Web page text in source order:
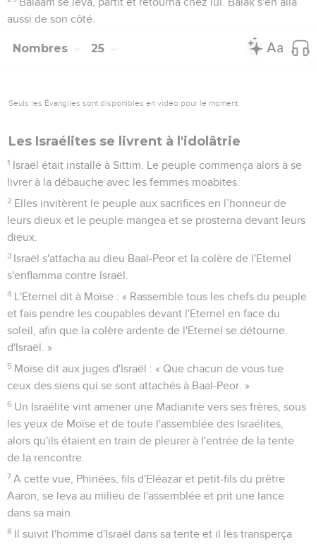
aussi de son côté.
Nombres 25
Seuls les Évangiles sont disponibles en vidéo pour le moment.
Les Israélites se livrent à l'idolâtrie
1 Israël était installé à Sittim. Le peuple commença alors à se
livrer à la débauche avec les femmes moabites.
2 Elles invitèrent le peuple aux sacrifices en l’honneur de
leurs dieux et le peuple mangea et se prosterna devant leurs
dieux.
3 Israël s'attacha au dieu Baal-Peor et la colère de l'Eternel
s'enflamma contre Israël.
4 L'Eternel dit à Moïse : « Rassemble tous les chefs du peuple
et fais pendre les coupables devant l'Eternel en face du
soleil, afin que la colère ardente de l'Eternel se détourne
d'Israël. »
5 Moïse dit aux juges d'Israël : « Que chacun de vous tue
ceux des siens qui se sont attachés à Baal-Peor. »
6 Un Israélite vint amener une Madianite vers ses frères, sous
les yeux de Moïse et de toute l'assemblée des Israélites,
alors qu'ils étaient en train de pleurer à l'entrée de la tente
de la rencontre.
7 A cette vue, Phinées, fils d'Eléazar et petit-fils du prêtre
Aaron, se leva au milieu de l'assemblée et prit une lance
dans sa main.
8 Il suivit l'homme d'Israël dans sa tente et il les transperça